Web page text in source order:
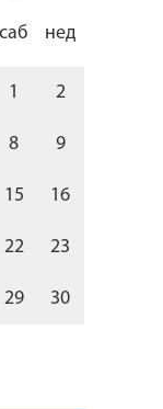
саб нед
1 2
8 9
15 16
22 23
29 30